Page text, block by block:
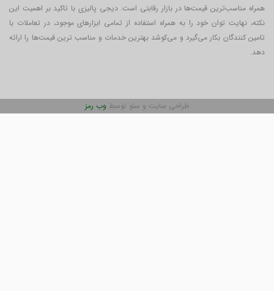
همراه مناسب‌ترین قیمت‌ها در بازار رقابتی است. دیجی پالیزی با تاکید بر اهمیت این
نکته، نهایت توان خود را به همراه استفاده از تمامی ابزارهای موجود، در تعاملات با
تامین کنندگان بکار می‎‌گیرد و می‌کوشد بهترین خدمات و مناسب ترین قیمت‌ها را ارائه
دهد.
طراحی سایت و سئو توسط وب رمز